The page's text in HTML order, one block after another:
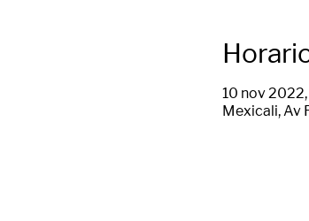
10 nov 2022,
Mexicali, Av